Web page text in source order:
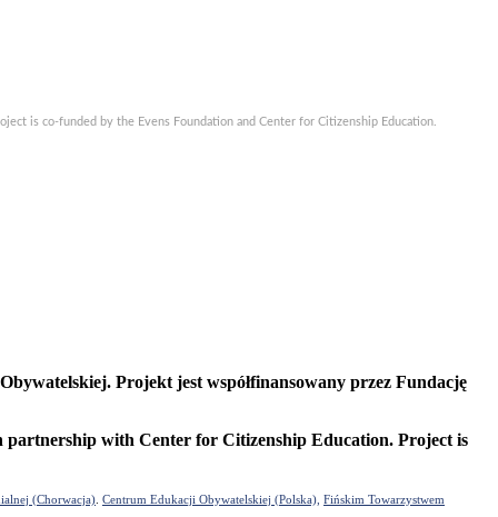
is co-funded by the Evens Foundation and Center for Citizenship Education.
Projekt jest współfinansowany przez Fundację
with Center for Citizenship Education. Project is
(Chorwacja). Centrum Edukacji Obywatelskiej (Polska), Fińskim Towarzystwem